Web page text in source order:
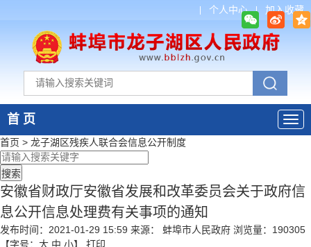
个人中心 加入收藏
首 页
首页 > 龙子湖区残疾人联合会信息公开制度
安徽省财政厅安徽省发展和改革委员会关于政府信
息公开信息处理费有关事项的通知
发布时间：2021-01-29 15:59 来源： 蚌埠市人民政府 浏览量： 190305
【字号： 大 中 小】 打印